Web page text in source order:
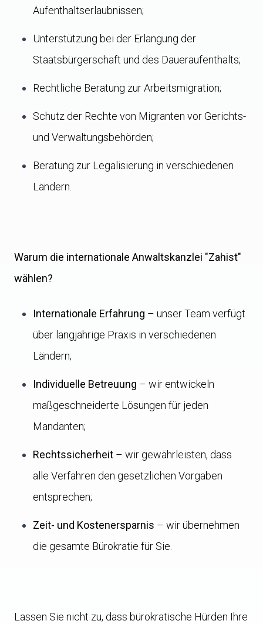
Aufenthaltserlaubnissen;
Unterstützung bei der Erlangung der
Staatsbürgerschaft und des Daueraufenthalts;
Rechtliche Beratung zur Arbeitsmigration;
Schutz der Rechte von Migranten vor Gerichts-
und Verwaltungsbehörden;
Beratung zur Legalisierung in verschiedenen
Ländern.
Warum die internationale Anwaltskanzlei "Zahist"
wählen?
Internationale Erfahrung – unser Team verfügt
über langjährige Praxis in verschiedenen
Ländern;
Individuelle Betreuung – wir entwickeln
maßgeschneiderte Lösungen für jeden
Mandanten;
Rechtssicherheit – wir gewährleisten, dass
alle Verfahren den gesetzlichen Vorgaben
entsprechen;
Zeit- und Kostenersparnis – wir übernehmen
die gesamte Bürokratie für Sie.
Lassen Sie nicht zu, dass bürokratische Hürden Ihre